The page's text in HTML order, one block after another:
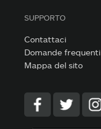
SUPPORTO
Contattaci
Domande frequenti
Mappa del sito